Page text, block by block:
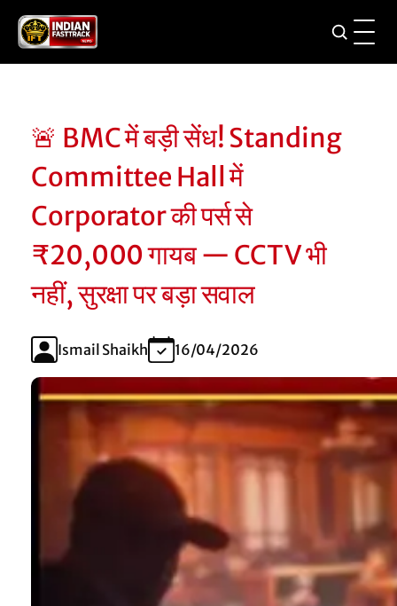
🚨 BMC में बड़ी सेंध! Standing
Committee Hall में
Corporator की पर्स से
₹20,000 गायब — CCTV भी
नहीं, सुरक्षा पर बड़ा सवाल
Ismail Shaikh 16/04/2026